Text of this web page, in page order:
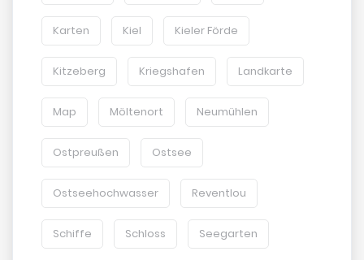
Karten Kiel Kieler Förde
Kitzeberg Kriegshafen Landkarte
Map Möltenort Neumühlen
Ostpreußen Ostsee
Ostseehochwasser Reventlou
Schiffe Schloss Seegarten